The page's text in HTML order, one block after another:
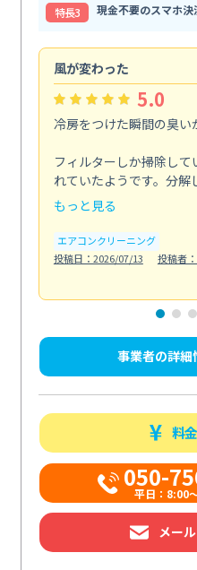
特⻑3
風が変わった
5.0
冷房をつけた瞬間の臭い
フィルターしか掃除し
れていたようです。分解
もっと見る
エアコンクリーニング
投稿日：2026/07/13
投稿者
事業者の詳細
料
050-
平日：8:00
メー